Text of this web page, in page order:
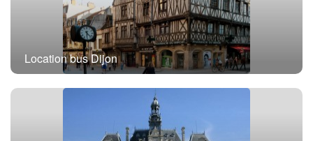
Location bus Dijon